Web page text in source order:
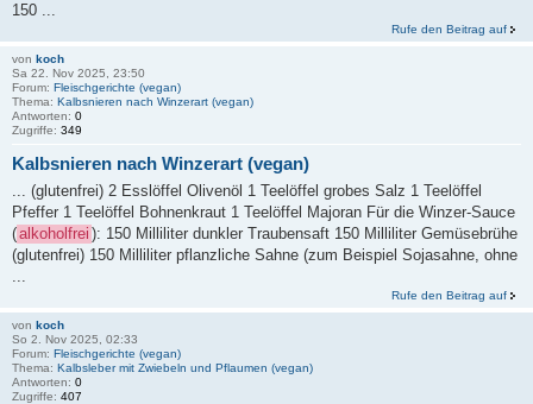
150 ...
Rufe den Beitrag auf
von koch
Sa 22. Nov 2025, 23:50
Forum: Fleischgerichte (vegan)
Thema: Kalbsnieren nach Winzerart (vegan)
Antworten: 0
Zugriffe: 349
Kalbsnieren nach Winzerart (vegan)
... (glutenfrei) 2 Esslöffel Olivenöl 1 Teelöffel grobes Salz 1 Teelöffel
Pfeffer 1 Teelöffel Bohnenkraut 1 Teelöffel Majoran Für die Winzer-Sauce
(alkoholfrei ): 150 Milliliter dunkler Traubensaft 150 Milliliter Gemüsebrühe
(glutenfrei) 150 Milliliter pflanzliche Sahne (zum Beispiel Sojasahne, ohne
Rufe den Beitrag auf
von koch
So 2. Nov 2025, 02:33
Forum: Fleischgerichte (vegan)
Thema: Kalbsleber mit Zwiebeln und Pflaumen (vegan)
Antworten: 0
Zugriffe: 407